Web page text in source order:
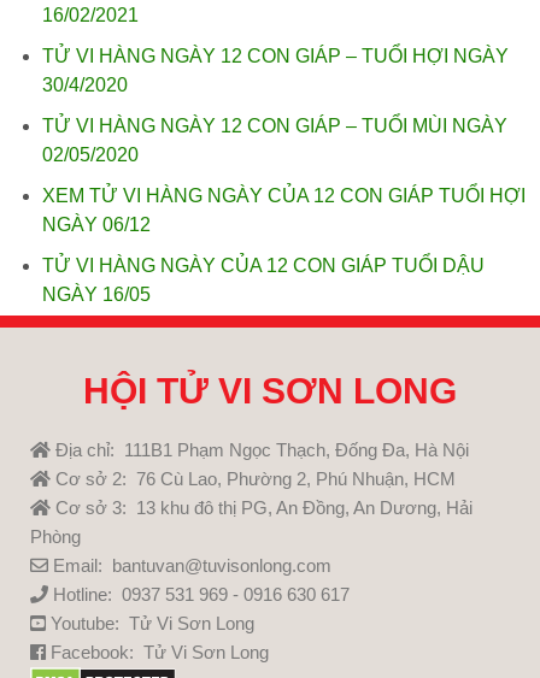
16/02/2021
TỬ VI HÀNG NGÀY 12 CON GIÁP – TUỔI HỢI NGÀY
30/4/2020
TỬ VI HÀNG NGÀY 12 CON GIÁP – TUỔI MÙI NGÀY
02/05/2020
XEM TỬ VI HÀNG NGÀY CỦA 12 CON GIÁP TUỔI HỢI
NGÀY 06/12
TỬ VI HÀNG NGÀY CỦA 12 CON GIÁP TUỔI DẬU
NGÀY 16/05
HỘI TỬ VI SƠN LONG
Địa chỉ: 111B1 Phạm Ngọc Thạch, Đống Đa, Hà Nội
Cơ sở 2: 76 Cù Lao, Phường 2, Phú Nhuận, HCM
Cơ sở 3: 13 khu đô thị PG, An Đồng, An Dương, Hải
Phòng
Email: bantuvan@tuvisonlong.com
Hotline: 0937 531 969 - 0916 630 617
Youtube: Tử Vi Sơn Long
Facebook: Tử Vi Sơn Long